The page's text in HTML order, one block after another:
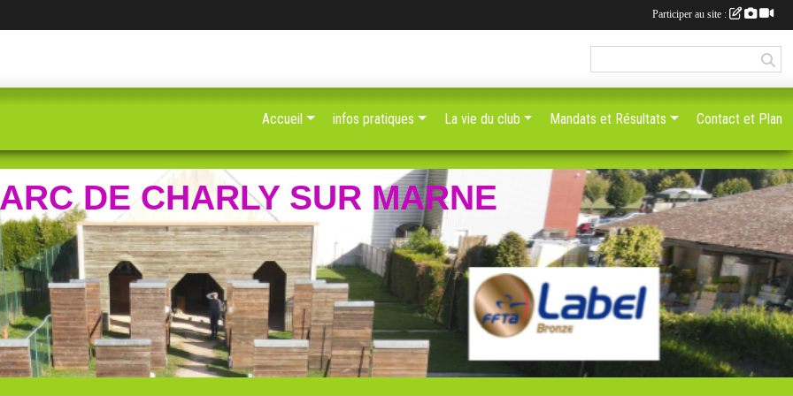
DE CHARLY SUR MARNE
Accueil infos pratiques La vie du club Mandats et Résultats Contact et Plan
Participer au site :